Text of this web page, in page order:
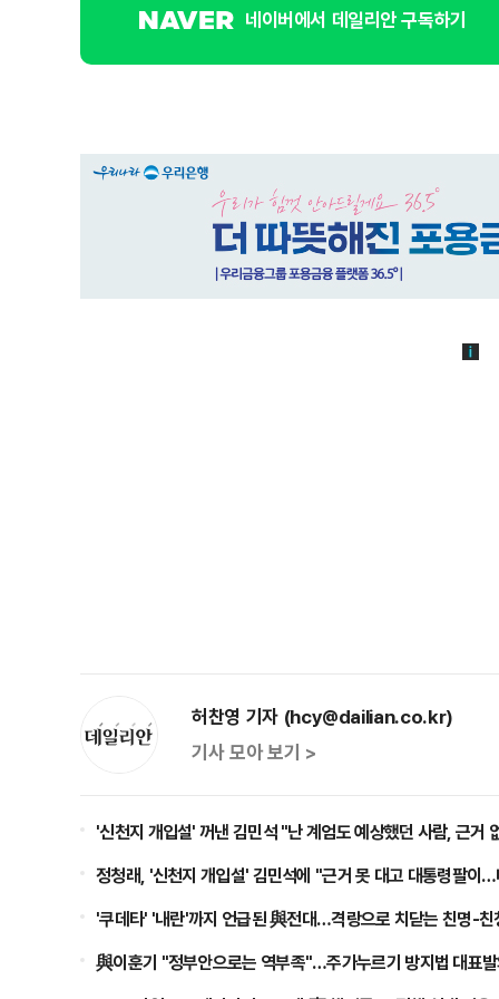
네이버에서 데일리안 구독하기
허찬영 기자 (hcy@dailian.co.kr)
기사 모아 보기 >
'신천지 개입설' 꺼낸 김민석 "난 계엄도 예상했던 사람, 근거
정청래, '신천지 개입설' 김민석에 "근거 못 대고 대통령팔이
'쿠데타' '내란'까지 언급된 與전대…격랑으로 치닫는 친명-친
與이훈기 "정부안으로는 역부족"…주가누르기 방지법 대표